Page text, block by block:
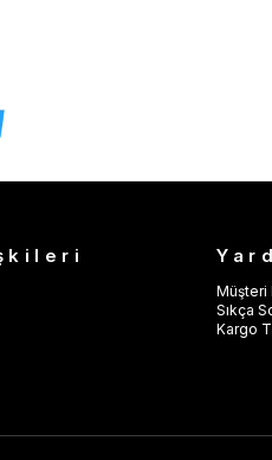
Müşteri
Sıkça
Kargo